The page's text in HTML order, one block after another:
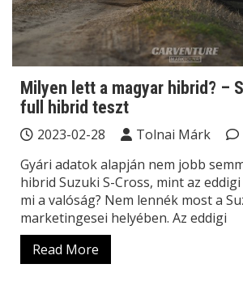
Milyen lett a magyar hibrid? –
full hibrid teszt
2023-02-28 Tolnai Márk
Gyári adatok alapján nem jobb
hibrid Suzuki S-Cross, mint az
mi a valóság? Nem lennék most a
marketingesei helyében. Az eddigi
Read More